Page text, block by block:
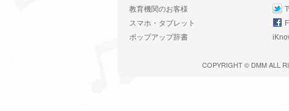
教育機関のお客様
スマホ・タブレット
ポップアップ辞書
COPYRIGHT © DMMALL